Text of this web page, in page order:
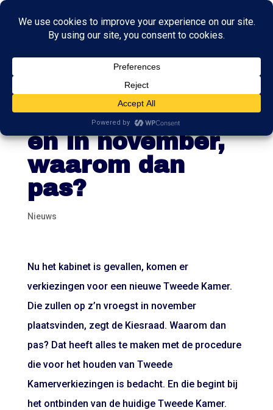
Tweede
Kamerverkiezing
en in november,
waarom dan
pas?
Nieuws
Nu het kabinet is gevallen, komen er
verkiezingen voor een nieuwe Tweede Kamer.
Die zullen op z’n vroegst in november
plaatsvinden, zegt de Kiesraad. Waarom dan
pas? Dat heeft alles te maken met de procedure
die voor het houden van Tweede
Kamerverkiezingen is bedacht. En die begint bij
het ontbinden van de huidige Tweede Kamer.